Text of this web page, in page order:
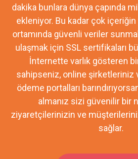
dakika bunlara dünya çapında
ekleniyor. Bu kadar çok içeriğin
ortamında güvenli veriler
ulaşmak için SSL sertifikaları
İnternette varlık gösteren
sahipseniz, online şirketleriniz
ödeme portalları
almanız sizi güvenilir bir
ziyaretçilerinizin ve
sağlar.